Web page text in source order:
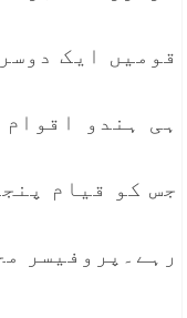
قومیں ایک
ہی ہندو
جس کو قیام
رہے۔پروفیسر